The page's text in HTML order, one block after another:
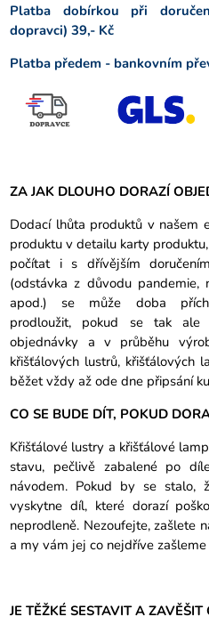
Platba dobírkou při
dopravci) 39,- Kč
Platba předem - bankovním
ZA JAK DLOUHO DORAZÍ
Dodací lhůta produktů v našem
produktu v detailu karty
počítat i s dřívějším
(odstávka z důvodu pandemie,
apod.) se může doba
prodloužit, pokud se tak
objednávky a v průběhu
křišťálových lustrů, křišťálových
běžet vždy až ode dne připsání
CO SE BUDE DÍT, POKUD
Křišťálové lustry a křišťálové
stavu, pečlivě zabalené po
návodem. Pokud by se stalo,
vyskytne díl, které dorazí
neprodleně. Nezoufejte, zašlete
a my vám jej co nejdříve
JE TĚŽKÉ SESTAVIT A ZAVĚŠIT